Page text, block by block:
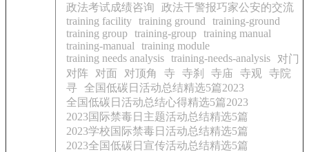
政法考试成绩咨询
政法干警报巧家公安的交流
training facility training ground
training-ground
training group training-group training manual
training-manual
training module
training needs analysis training-needs-analysis
对门
对阵
对面 对顶角 寺 寺刹 寺庙 寺观
寺院
寻 全国低碳日活动总结精选5篇2023
全国低碳日活动总结心得精选5篇2023
2023国际禁毒日主题活动总结精选5篇
2023学校国际禁毒日活动总结精选5篇
2023全国低碳日宣传活动总结精选5篇